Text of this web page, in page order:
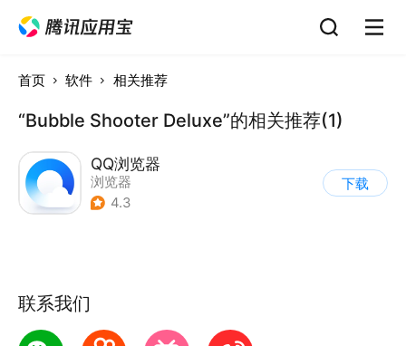
首页 软件 相关推荐
“Bubble Shooter Deluxe”的相关推荐(1)
QQ浏览器
浏览器
4.3
下载
联系我们